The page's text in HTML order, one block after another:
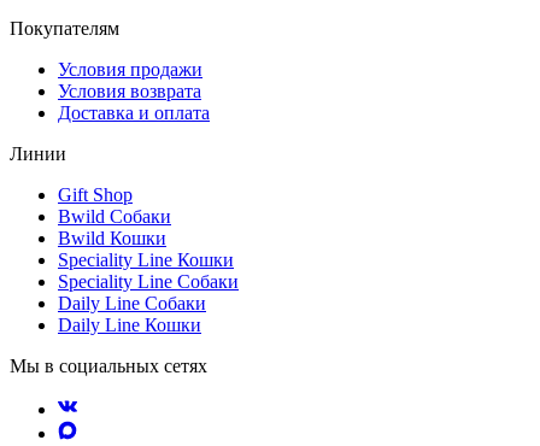
Покупателям
Условия продажи
Условия возврата
Доставка и оплата
Линии
Gift Shop
Bwild Собаки
Bwild Кошки
Speciality Line Кошки
Speciality Line Собаки
Daily Line Собаки
Daily Line Кошки
Мы в социальных сетях